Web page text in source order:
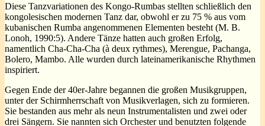
Diese Tanzvariationen des Kongo-Rumbas stellten schließlich den
kongolesischen modernen Tanz dar, obwohl er zu 75 % aus vom
kubanischen Rumba angenommenen Elementen besteht (M. B.
Lonoh, 1990:5). Andere Tänze hatten auch großen Erfolg,
namentlich Cha-Cha-Cha (à deux rythmes), Merengue, Pachanga,
Bolero, Mambo. Alle wurden durch lateinamerikanische Rhythmen
inspiriert.
Gegen Ende der 40er-Jahre begannen die großen Musikgruppen,
unter der Schirmherrschaft von Musikverlagen, sich zu formieren.
Sie bestanden aus mehr als neun Instrumentalisten und zwei oder
drei Sängern. Sie nannten sich Orchester und benutzten folgende